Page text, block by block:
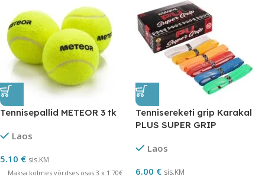
Tennisepallid METEOR 3 tk
Laos
5.10 € sis.KM
Maksa kolmes võrdses osas 3 x 1.70€
Tennisereketi grip Karakal
PLUS SUPER GRIP
Laos
6.00 € sis.KM